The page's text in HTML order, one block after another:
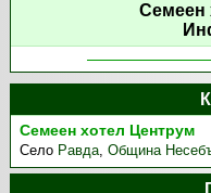
Семеен
Семеен хотел Центрум
Село Равда,Община